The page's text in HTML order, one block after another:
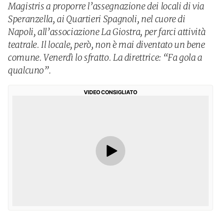
Magistris a proporre l’assegnazione dei locali di via
Speranzella, ai Quartieri Spagnoli, nel cuore di
Napoli, all’associazione La Giostra, per farci attività
teatrale. Il locale, però, non è mai diventato un bene
comune. Venerdì lo sfratto. La direttrice: “Fa gola a
qualcuno”.
VIDEO CONSIGLIATO